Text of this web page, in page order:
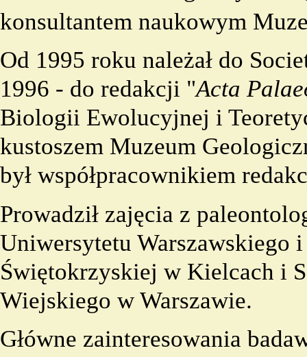
konsultantem naukowym
Od 1995 roku należał do
1996 - do redakcji "Acta
Biologii Ewolucyjnej i
kustoszem Muzeum
był współpracownikiem
Prowadził zajęcia z
Uniwersytetu
Świętokrzyskiej w Kielcach i
Wiejskiego w Warszawie.
Główne zainteresowania